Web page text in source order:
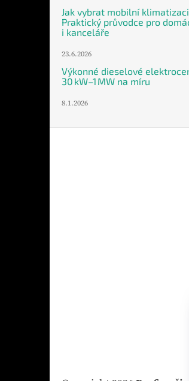
Jak vybrat mobilní
Praktický průvodce pro
i kanceláře
23.6.2026
Výkonné dieselové
30 kW–1 MW na míru
8.1.2026